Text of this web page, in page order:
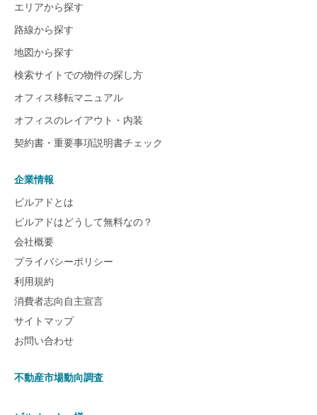
エリアから探す
路線から探す
地図から探す
検索サイトでの物件の探し方
オフィス移転マニュアル
オフィスのレイアウト・内装
契約書・重要事項説明書チェック
企業情報
ビルアドとは
ビルアドはどうして無料なの？
会社概要
プライバシーポリシー
利用規約
消費者志向自主宣言
サイトマップ
お問い合わせ
不動産市場動向調査